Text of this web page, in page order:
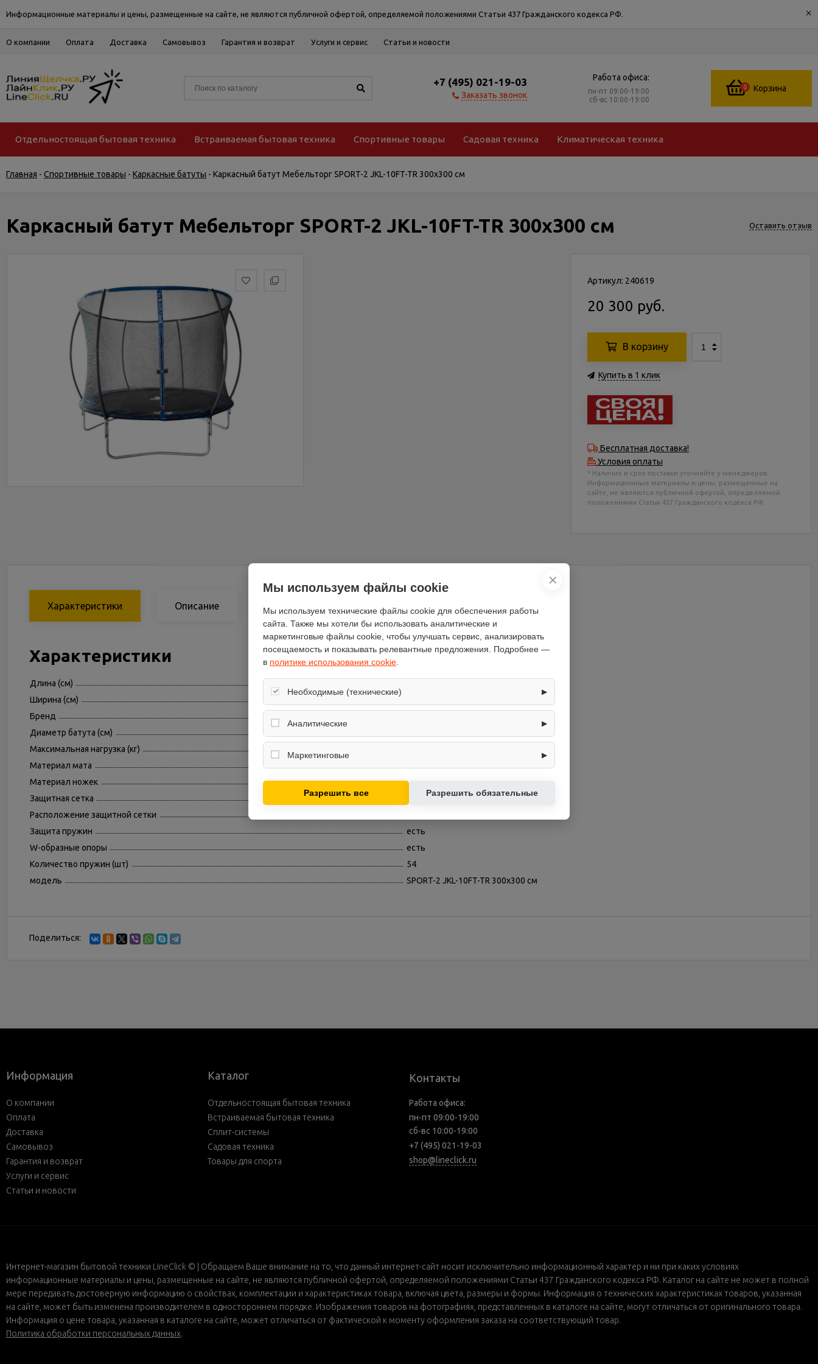
Информационные материалы и цены, размещенные на сайте, не являются публичной офертой, определяемой положениями Статьи 437 Гражданского кодекса РФ. ×
О компании Оплата Доставка Самовывоз Гарантия и возврат Услуги и сервис Статьи и новости
+7 (495) 021-19-03
Заказать звонок
Работа офиса:
пн-пт 09:00-19:00
сб-вс 10:00-19:00
0 Корзина
Отдельностоящая бытовая техника Встраиваемая бытовая техника Спортивные товары Садовая техника Климатическая техника
Главная - Спортивные товары - Каркасные батуты - Каркасный батут Мебельторг SPORT-2 JKL-10FT-TR 300х300 см
Каркасный батут Мебельторг SPORT-2 JKL-10FT-TR 300х300 см Оставить отзыв
Артикул: 240619
20 300 руб.
В корзину
Купить в 1 клик
Бесплатная доставка!
Условия оплаты
* Наличие и срок поставки уточняйте у менеджеров.
Информационные материалы и цены, размещенные на
сайте, не являются публичной офертой, определяемой
положениями Статьи 437 Гражданского кодекса РФ.
Характеристики Описание
Характеристики
Длина (см)
Ширина (см)
Бренд
Диаметр батута (см)
Максимальная нагрузка (кг)
Материал мата
Материал ножек
оцинкованная сталь
Защитная сетка
Расположение защитной сетки
Защита пружин
есть
W-образные опоры
есть
Количество пружин (шт)
54
модель
SPORT-2 JKL-10FT-TR 300х300 см
Поделиться:
Информация
О компании
Оплата
Доставка
Самовывоз
Гарантия и возврат
Услуги и сервис
Статьи и новости
Каталог
Отдельностоящая бытовая техника
Встраиваемая бытовая техника
Сплит-системы
Садовая техника
Товары для спорта
Контакты
Работа офиса:
пн-пт 09:00-19:00
сб-вс 10:00-19:00
+7 (495) 021-19-03
shop@lineclick.ru
Интернет-магазин бытовой техники LineClick © | Обращаем Ваше внимание на то, что данный интернет-сайт носит исключительно информационный характер и ни при каких условиях
информационные материалы и цены, размещенные на сайте, не являются публичной офертой, определяемой положениями Статьи 437 Гражданского кодекса РФ. Каталог на сайте не может в полной
мере передавать достоверную информацию о свойствах, комплектации и характеристиках товара, включая цвета, размеры и формы. Информация о технических характеристиках товаров, указанная
на сайте, может быть изменена производителем в одностороннем порядке. Изображения товаров на фотографиях, представленных в каталоге на сайте, могут отличаться от оригинального товара.
Информация о цене товара, указанная в каталоге на сайте, может отличаться от фактической к моменту оформления заказа на соответствующий товар.
Политика обработки персональных данных.
✕
Мы используем файлы cookie
Мы используем технические файлы cookie для обеспечения работы
сайта. Также мы хотели бы использовать аналитические и
маркетинговые файлы cookie, чтобы улучшать сервис, анализировать
посещаемость и показывать релевантные предложения. Подробнее —
в политике использования cookie
Необходимые (технические) ▶
Обеспечивают корректную работу сайта: оформление заказа, корзина,
вход в личный кабинет. Без них основные функции могут быть
Аналитические ▶
Собирают обезличенную информацию о посещениях и использовании
сайта (например, счётчики аналитики), помогают улучшать интерфейс и
Маркетинговые ▶
Разрешить все Разрешить обязательные